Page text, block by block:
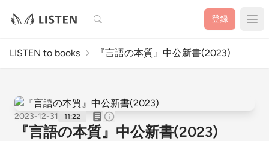
検索 登録
LISTEN to books 『言語の本質』中公新書(2023)
2023-12-31 11:22
『言語の本質』中公新書(2023)